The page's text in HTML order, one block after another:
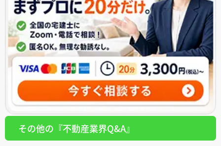
その他の『不動産業界Q&A』